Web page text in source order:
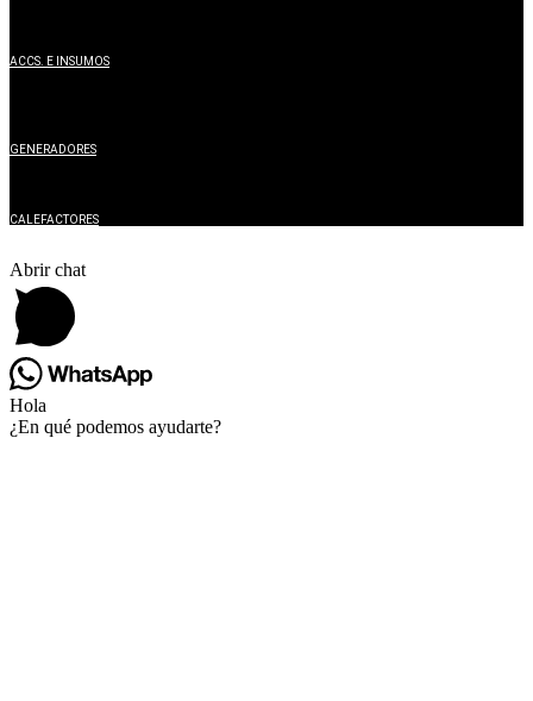
ACCS. E INSUMOS
GENERADORES
CALEFACTORES
Abrir chat
Hola
¿En qué podemos ayudarte?